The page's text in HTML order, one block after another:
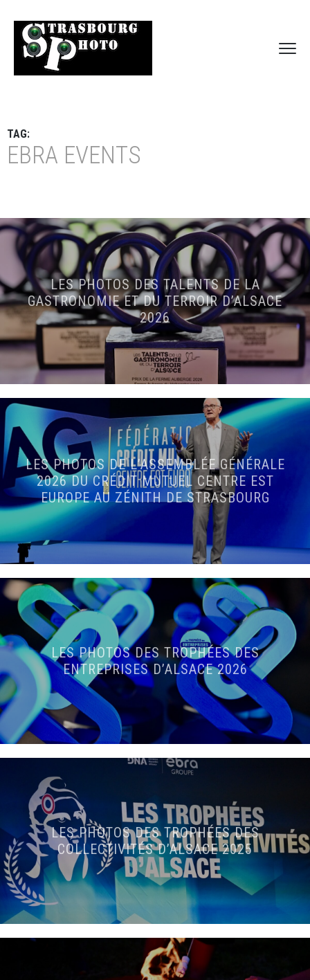
TAG:
EBRA EVENTS
LES PHOTOS DES TALENTS DE LA
GASTRONOMIE ET DU TERROIR D’ALSACE
2026
LES PHOTOS DE L’ASSEMBLÉE GÉNÉRALE
2026 DU CRÉDIT MUTUEL CENTRE EST
EUROPE AU ZÉNITH DE STRASBOURG
LES PHOTOS DES TROPHÉES DES
ENTREPRISES D’ALSACE 2026
LES PHOTOS DES TROPHÉES DES
COLLECTIVITÉS D’ALSACE 2025